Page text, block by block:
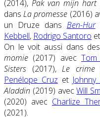
(2014), Pak van mijn hart
dansLa promesse (2016)
un Druze dans Ben-Hur
Kebbell, Rodrigo Santoro
On le voit aussi dans
momie (2017) avecTom
Sisters (2017),Le crime
Penélope Cruz et
Aladdin (2019) avecWill
(2020) avec Charlize
(2021).